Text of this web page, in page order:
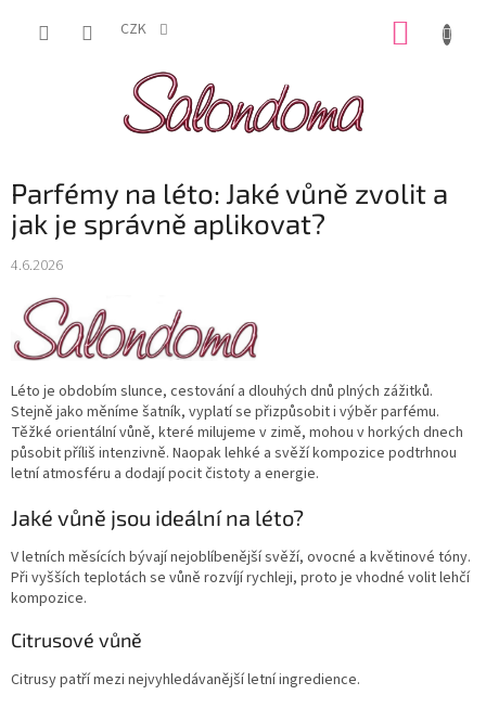
CZK
Parfémy na léto: Jaké vůně zvolit a
jak je správně aplikovat?
4.6.2026
Léto je obdobím slunce, cestování a dlouhých dnů plných zážitků.
Stejně jako měníme šatník, vyplatí se přizpůsobit i výběr parfému.
Těžké orientální vůně, které milujeme v zimě, mohou v horkých dnech
působit příliš intenzivně. Naopak lehké a svěží kompozice podtrhnou
letní atmosféru a dodají pocit čistoty a energie.
Jaké vůně jsou ideální na léto?
V letních měsících bývají nejoblíbenější svěží, ovocné a květinové tóny.
Při vyšších teplotách se vůně rozvíjí rychleji, proto je vhodné volit lehčí
kompozice.
Citrusové vůně
Citrusy patří mezi nejvyhledávanější letní ingredience.